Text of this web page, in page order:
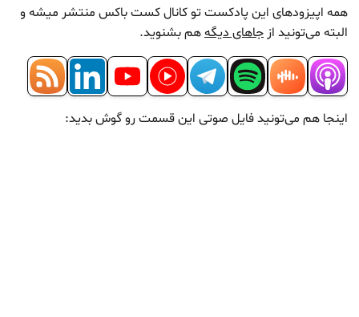
همه اپیزودهای این پادکست تو کانال کست باکس منتشر میشه و
البته می‌تونید ازجاهای دیگههم بشنوید.
اینجا هم می‌تونید فایل صوتی این قسمت رو گوش بدید: